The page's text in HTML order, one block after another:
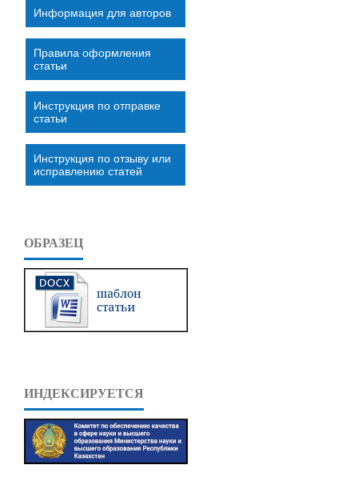
Информация для авторов
Правила оформления
статьи
Инструкция по отправке
статьи
Инструкция по отзыву или
исправлению статей
ОБРАЗЕЦ
ИНДЕКСИРУЕТСЯ